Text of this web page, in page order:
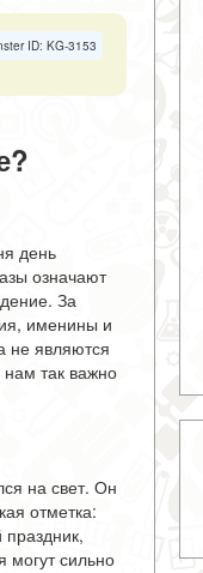
ID: KG-3153
день
означают
За
именины и
не являются
так важно
на свет. Он
отметка:
могут сильно